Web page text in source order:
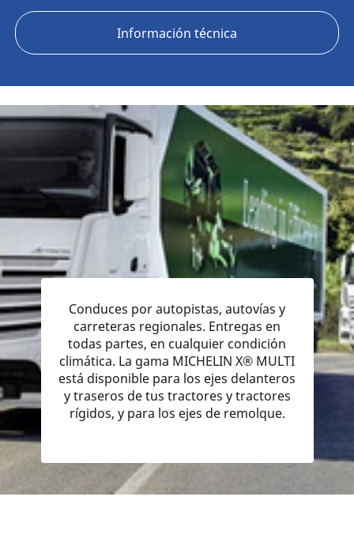
Información técnica
Conduces por autopistas, autovías y
carreteras regionales. Entregas en
todas partes, en cualquier condición
climática. La gama MICHELIN X® MULTI
está disponible para los ejes delanteros
y traseros de tus tractores y tractores
rígidos, y para los ejes de remolque.